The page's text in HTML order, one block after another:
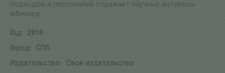
подходов и персоналий отражает научные интересы
юбиляра.
Год:
2016
Город:
СПб.
Издательство:
Свое издательство